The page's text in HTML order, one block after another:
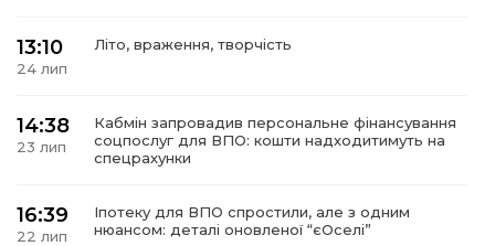
політика
місія
13:10
24 лип
Літо, враження, творчість
14:38
23 лип
Кабмін запровадив персональне фінансування
соцпослуг для ВПО: кошти надходитимуть на
спецрахунки
16:39
22 лип
Іпотеку для ВПО спростили, але з одним
нюансом: деталі оновленої “єОселі”